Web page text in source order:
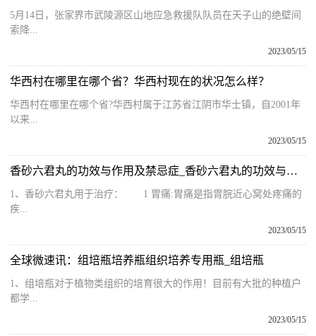
5月14日，张家界市武陵源区山地应急救援队队员在天子山的绝壁间
索降...
2023/05/15
华西村在哪里在哪个省？华西村现在的状况怎么样？
华西村在哪里在哪个省?华西村属于江苏省江阴市华士镇，自2001年
以来...
2023/05/15
香砂六君丸的功效与作用及禁忌症_香砂六君丸的功效与作用及禁忌
1、香砂六君丸用于治疗： 1 胃痛:胃痛是指胃脘近心窝处疼痛的
疾...
2023/05/15
全球微速讯：组培瓶培养瓶组织培养专用瓶_组培瓶
1、组培瓶对于植物类组织的培育很大的作用！目前有大批的种植户
都学...
2023/05/15